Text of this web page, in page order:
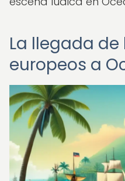
La llegada de
europeos a